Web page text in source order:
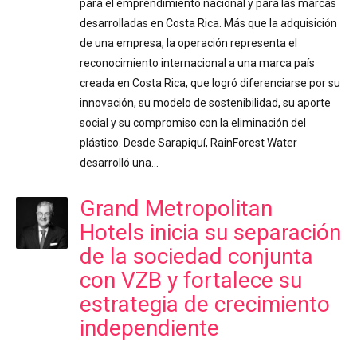
para el emprendimiento nacional y para las marcas
desarrolladas en Costa Rica. Más que la adquisición
de una empresa, la operación representa el
reconocimiento internacional a una marca país
creada en Costa Rica, que logró diferenciarse por su
innovación, su modelo de sostenibilidad, su aporte
social y su compromiso con la eliminación del
plástico. Desde Sarapiquí, RainForest Water
desarrolló una…
Grand Metropolitan
Hotels inicia su separación
de la sociedad conjunta
con VZB y fortalece su
estrategia de crecimiento
independiente